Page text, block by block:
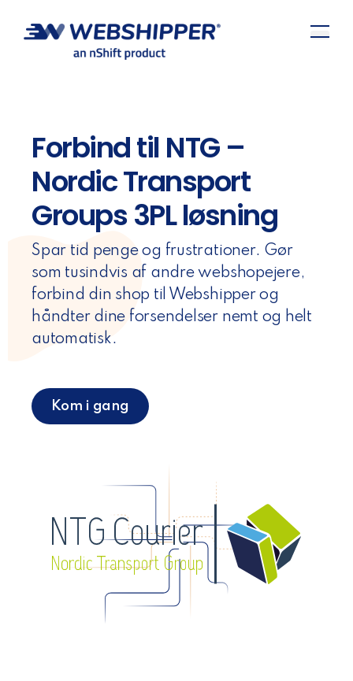
Forbind til NTG –
Nordic Transport
Groups 3PL løsning
Spar tid penge og frustrationer. Gør
som tusindvis af andre webshopejere,
forbind din shop til Webshipper og
håndter dine forsendelser nemt og helt
automatisk.
Kom i gang